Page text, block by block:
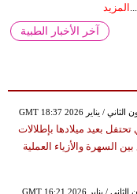
المزيد
آخر الأخبار الطبية
بعيد ميلادها بإطلالات
السهرة والأزياء العملية